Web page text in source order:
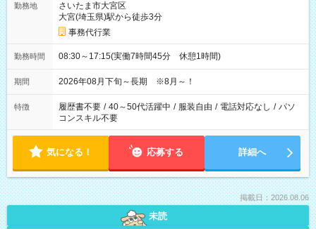
勤務地
さいたま市大宮区
大宮(埼玉県)駅から徒歩3分
事務代行業
勤務時間 08:30～17:15(実働7時間45分 休憩1時間)
期間 2026年08月下旬～長期 ※8月～！
特徴 履歴書不要 / 40～50代活躍中 / 服装自由 / 電話対応なし / パソ
コンスキル不要
気になる！ 応募する 詳細へ
掲載日：2026.08.06
未読